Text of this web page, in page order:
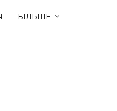
БІЛЬШЕ